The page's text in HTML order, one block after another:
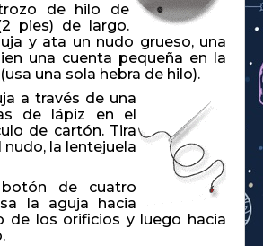
de hilo de
pies) de largo.
y ata un nudo grueso, una
una cuenta pequeña en la
una sola hebra de hilo).
a través de una
de lápiz en el
de cartón. Tira
nudo, la lentejuela
de cuatro
la aguja hacia
de los orificios y luego hacia